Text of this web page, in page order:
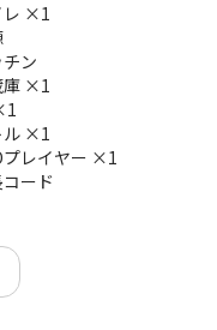
レ ×1
ン
×1
1
×1
プレイヤー ×1
ード